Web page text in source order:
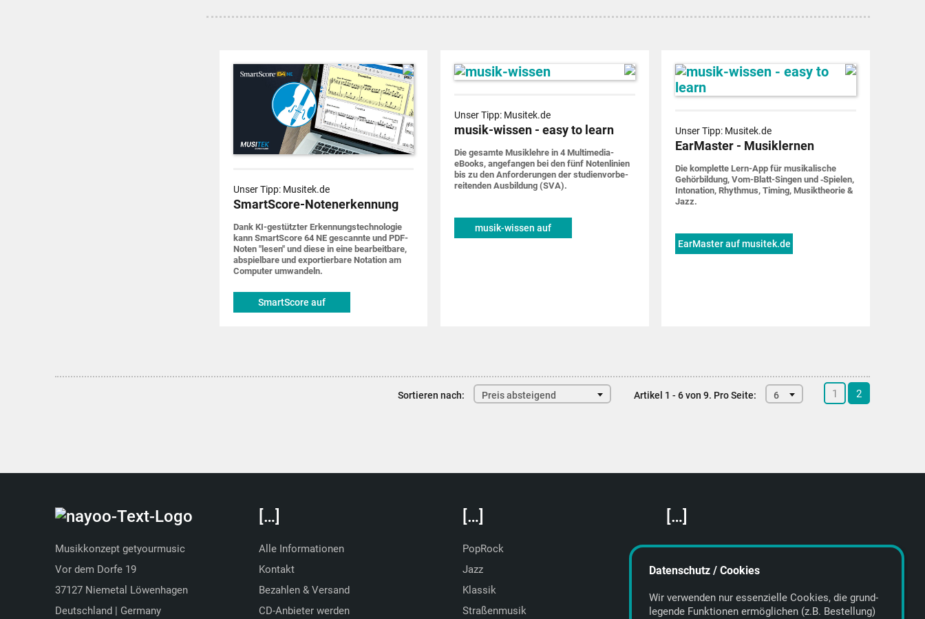
Unser Tipp: Musitek.de
SmartScore-Notenerkennung
Dank KI-gestützter Erkennungs­techno­logie
kann SmartScore 64 NE gescannte und PDF-
Noten "lesen" und diese in eine bearbeit­bare,
abspiel­bare und expor­tier­bare Notation am
Computer um­wandeln.
SmartScore auf
Unser Tipp: Musitek.de
musik-wissen - easy to learn
Die gesamte Musik­lehre in 4 Multimedia-
eBooks, ange­fangen bei den fünf Noten­linien
bis zu den Anforde­rungen der studien­vorbe­
rei­tenden Ausbildung (SVA).
musik-wissen auf
Unser Tipp: Musitek.de
EarMaster - Musiklernen
Die komplette Lern-App für musi­ka­lische
Gehör­bildung, Vom-Blatt-Singen und ‑Spielen,
Into­nation, Rhythmus, Timing, Musik­theorie &
Jazz.
EarMaster auf musitek.de
Sortieren nach: Preis absteigend Artikel 1 - 6 von 9. Pro Seite: 6 1 2
Musikkonzept getyourmusic
Vor dem Dorfe 19
37127 Niemetal Löwenhagen
Deutschland | Germany
[…]
Alle Informationen
Kontakt
Bezahlen & Versand
CD-Anbieter werden
[…]
PopRock
Jazz
Klassik
Straßenmusik
[…]
Featured Artists
About getyourmusic
Datenschutz / Cookies
Wir verwenden nur essenzielle Cookies, die grund­
legende Funktionen ermöglichen (z.B. Bestellung)